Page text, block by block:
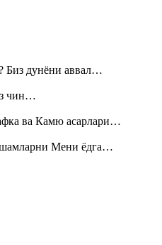
Биз дунёни аввал…
чин…
ва Камю асарлари…
шамларни Мени ёдга…